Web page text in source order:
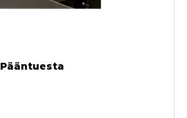
Pääntuesta